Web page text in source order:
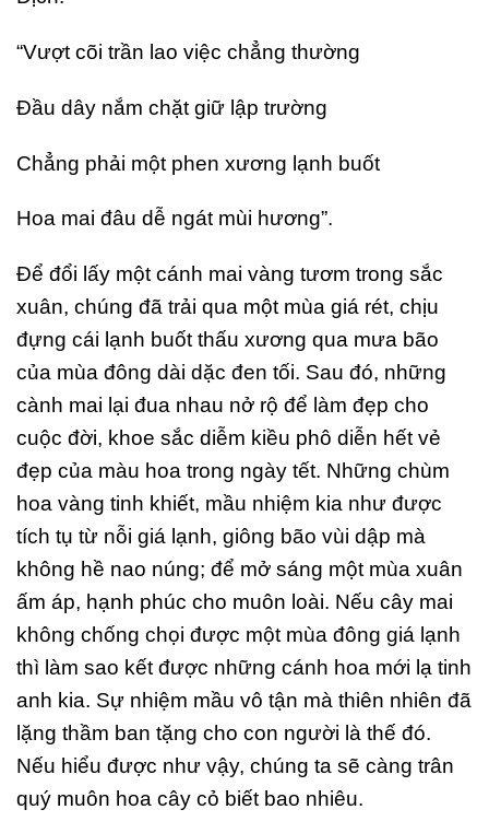
“Vượt cõi trần lao việc chẳng thường
Đầu dây nắm chặt giữ lập trường
Chẳng phải một phen xương lạnh buốt
Hoa mai đâu dễ ngát mùi hương”.
Để đổi lấy một cánh mai vàng tươm trong sắc
xuân, chúng đã trải qua một mùa giá rét, chịu
đựng cái lạnh buốt thấu xương qua mưa bão
của mùa đông dài dặc đen tối. Sau đó, những
cành mai lại đua nhau nở rộ để làm đẹp cho
cuộc đời, khoe sắc diễm kiều phô diễn hết vẻ
đẹp của màu hoa trong ngày tết. Những chùm
hoa vàng tinh khiết, mầu nhiệm kia như được
tích tụ từ nỗi giá lạnh, giông bão vùi dập mà
không hề nao núng; để mở sáng một mùa xuân
ấm áp, hạnh phúc cho muôn loài. Nếu cây mai
không chống chọi được một mùa đông giá lạnh
thì làm sao kết được những cánh hoa mới lạ tinh
anh kia. Sự nhiệm mầu vô tận mà thiên nhiên đã
lặng thầm ban tặng cho con người là thế đó.
Nếu hiểu được như vậy, chúng ta sẽ càng trân
quý muôn hoa cây cỏ biết bao nhiêu.